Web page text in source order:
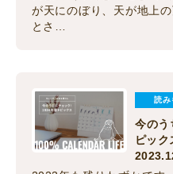
が天にのぼり、天が地上
とさ…
読み
今のう
ピッ